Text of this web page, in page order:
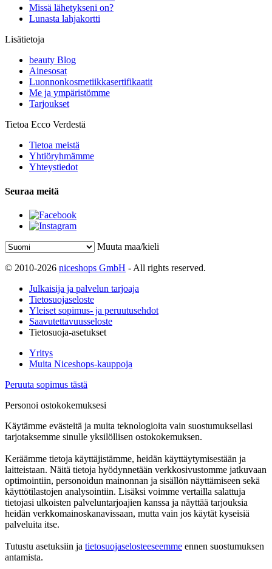
Missä lähetykseni on?
Lunasta lahjakortti
Lisätietoja
beauty Blog
Ainesosat
Luonnonkosmetiikkasertifikaatit
Me ja ympäristömme
Tarjoukset
Tietoa Ecco Verdestä
Tietoa meistä
Yhtiöryhmämme
Yhteystiedot
Seuraa meitä
Muuta maa/kieli
© 2010-2026 niceshops GmbH - All rights reserved.
Julkaisija ja palvelun tarjoaja
Tietosuojaseloste
Yleiset sopimus- ja peruutusehdot
Saavutettavuusseloste
Tietosuoja-asetukset
Yritys
Muita Niceshops-kauppoja
Peruuta sopimus tästä
Personoi ostokokemuksesi
Käytämme evästeitä ja muita teknologioita vain suostumuksellasi
tarjotaksemme sinulle yksilöllisen ostokokemuksen.
Keräämme tietoja käyttäjistämme, heidän käyttäytymisestään ja
laitteistaan. Näitä tietoja hyödynnetään verkkosivustomme jatkuvaan
optimointiin, personoidun mainonnan ja sisällön näyttämiseen sekä
käyttötilastojen analysointiin. Lisäksi voimme vertailla salattuja
tietojasi ulkoisten palveluntarjoajien kanssa ja näyttää tarjouksia
heidän verkkomainoskanavissaan, mutta vain jos käytät kyseisiä
palveluita itse.
Tutustu asetuksiin ja tietosuojaselosteeseemme ennen suostumuksen
antamista.